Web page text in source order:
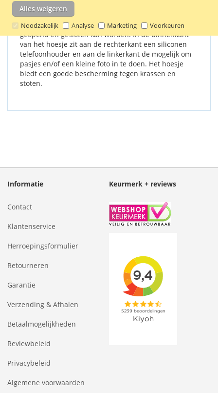
Alles weigeren
Noodzakelijk Analyse Marketing Voorkeuren
De buitenkant van het telefoonhoesje is gemaakt van
kunstleer. Het hoesje is uitgerust met een
magneetsluiting, waarmee het hoesje eenvoudig
geopend en gesloten kan worden. In de binnenkant
van het hoesje zit aan de rechterkant een siliconen
telefoonhouder en aan de linkerkant de mogelijk om
pasjes en/of een kleine foto in te doen. Het hoesje
biedt een goede bescherming tegen krassen en
stoten.
Informatie
Contact
Klantenservice
Herroepingsformulier
Retourneren
Garantie
Verzending & Afhalen
Betaalmogelijkheden
Reviewbeleid
Privacybeleid
Algemene voorwaarden
Keurmerk + reviews